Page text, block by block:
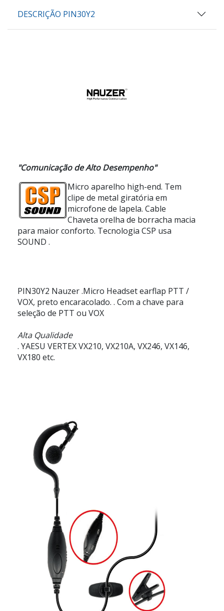
DESCRIÇÃO PIN30Y2
"Comunicação de Alto Desempenho"
Micro aparelho high-end. Tem
clipe de metal giratória em
microfone de lapela. Cable
Chaveta orelha de borracha macia
para maior conforto. Tecnologia CSP usa
SOUND .
PIN30Y2 Nauzer.Micro Headset earflap PTT /
VOX, preto encaracolado. . Com a chave para
seleção de PTT ou VOX
Alta Qualidade
. YAESU VERTEX VX210, VX210A, VX246, VX146,
VX180 etc.